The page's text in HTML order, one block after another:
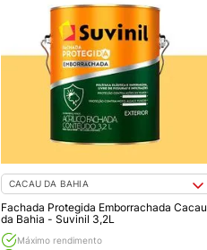
CACAU DA BAHIA
Fachada Protegida Emborrachada Cacau
da Bahia - Suvinil 3,2L
Máximo rendimento